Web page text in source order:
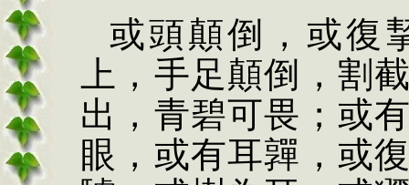
或頭顛倒，或復
上，手足顛倒，割
出，青碧可畏；或
眼，或有耳嚲，或